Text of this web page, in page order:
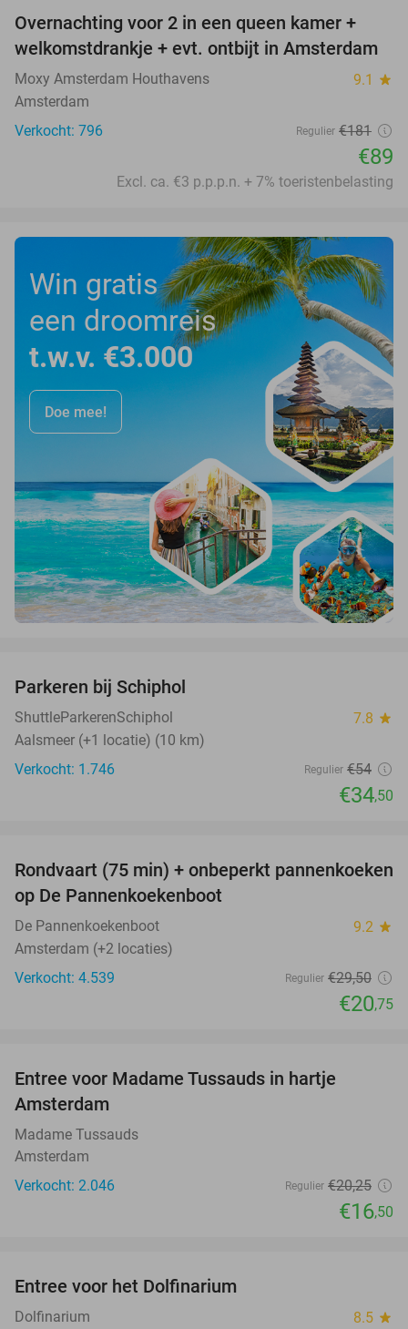
51%
Overnachting voor 2 in een queen kamer +
welkomstdrankje + evt. ontbijt in Amsterdam
Moxy Amsterdam Houthavens 9.1 star
Amsterdam
Verkocht: 796
Regulier €181
€89
Excl. ca. €3 p.p.p.n. + 7% toeristenbelasting
Win gratis
een droomreis
t.w.v. €3.000
Doe mee!
Parkeren bij Schiphol
ShuttleParkerenSchiphol 7.8 star
Aalsmeer (+1 locatie) (10 km)
Verkocht: 1.746
Regulier €54
€34,50
30%
Rondvaart (75 min) + onbeperkt pannenkoeken
op De Pannenkoekenboot
De Pannenkoekenboot 9.2 star
Amsterdam (+2 locaties)
Verkocht: 4.539
Regulier €29,50
€20,75
Entree voor Madame Tussauds in hartje
Amsterdam
Madame Tussauds
Amsterdam
Verkocht: 2.046
Regulier €20,25
€16,50
Entree voor het Dolfinarium
Dolfinarium 8.5 star